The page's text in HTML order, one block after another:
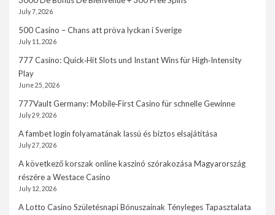
July 7, 2026
500 Casino – Chans att pröva lyckan i Sverige
July 11, 2026
777 Casino: Quick‑Hit Slots und Instant Wins für High‑Intensity
Play
June 25, 2026
777Vault Germany: Mobile‑First Casino für schnelle Gewinne
July 29, 2026
A fambet login folyamatának lassú és biztos elsajátítása
July 27, 2026
A következő korszak online kaszinó szórakozása Magyarország
részére a Westace Casino
July 12, 2026
A Lotto Casino Születésnapi Bónuszainak Tényleges Tapasztalata